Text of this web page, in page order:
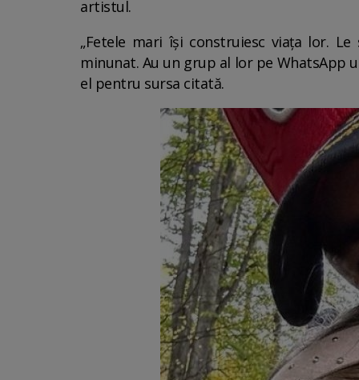
artistul.
„Fetele mari își construiesc viața lor.
minunat. Au un grup al lor pe WhatsApp
el pentru sursa citată.